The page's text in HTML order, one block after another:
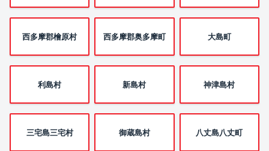
西多摩郡檜原村 西多摩郡奥多摩町 大島町
利島村 新島村 神津島村
三宅島三宅村 御蔵島村 八丈島八丈町